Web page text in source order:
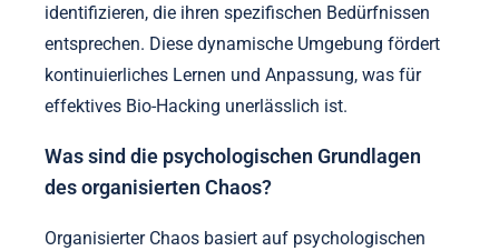
identifizieren, die ihren spezifischen Bedürfnissen
entsprechen. Diese dynamische Umgebung fördert
kontinuierliches Lernen und Anpassung, was für
effektives Bio-Hacking unerlässlich ist.
Was sind die psychologischen Grundlagen
des organisierten Chaos?
Organisierter Chaos basiert auf psychologischen